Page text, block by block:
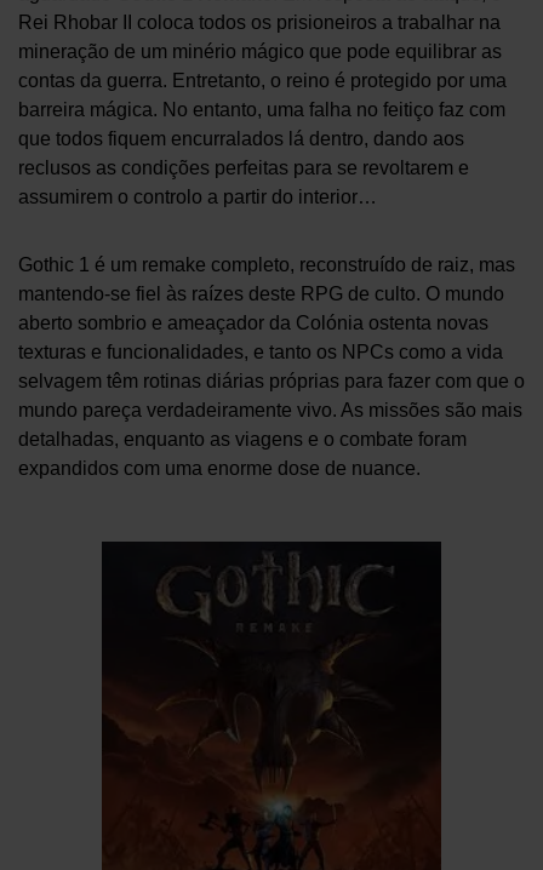
Rei Rhobar II coloca todos os prisioneiros a trabalhar na
mineração de um minério mágico que pode equilibrar as
contas da guerra. Entretanto, o reino é protegido por uma
barreira mágica. No entanto, uma falha no feitiço faz com
que todos fiquem encurralados lá dentro, dando aos
reclusos as condições perfeitas para se revoltarem e
assumirem o controlo a partir do interior…
Gothic 1 é um remake completo, reconstruído de raiz, mas
mantendo-se fiel às raízes deste RPG de culto. O mundo
aberto sombrio e ameaçador da Colónia ostenta novas
texturas e funcionalidades, e tanto os NPCs como a vida
selvagem têm rotinas diárias próprias para fazer com que o
mundo pareça verdadeiramente vivo. As missões são mais
detalhadas, enquanto as viagens e o combate foram
expandidos com uma enorme dose de nuance.